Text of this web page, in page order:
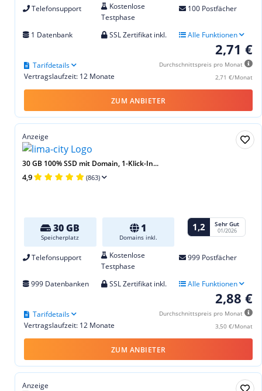
Telefonsupport
Kostenlose
Testphase
100 Postfächer
1 Datenbank SSL Zertifikat inkl. Alle Funktionen
2,71 €
Durchschnittspreis pro Monat
2,71 €/Monat
Vertragslaufzeit: 12 Monate
Tarifdetails
ZUM ANBIETER
Anzeige
30 GB 100% SSD mit Domain, 1-Klick-In...
4,9 (863)
30 GB
Speicherplatz
1
Domains inkl.
1,2 Sehr Gut
01/2026
Telefonsupport
Kostenlose
Testphase
999 Postfächer
999 Datenbanken SSL Zertifikat inkl. Alle Funktionen
2,88 €
Durchschnittspreis pro Monat
3,50 €/Monat
Vertragslaufzeit: 12 Monate
Tarifdetails
ZUM ANBIETER
Anzeige